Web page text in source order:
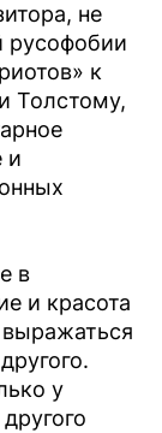
не
русофобии
к
Толстому,
и
в
и красота
у